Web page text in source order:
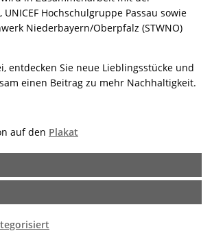
UNICEF Hochschulgruppe Passau sowie
Niederbayern/Oberpfalz (STWNO)
entdecken Sie neue Lieblingsstücke und
einen Beitrag zu mehr Nachhaltigkeit.
auf den Plakat